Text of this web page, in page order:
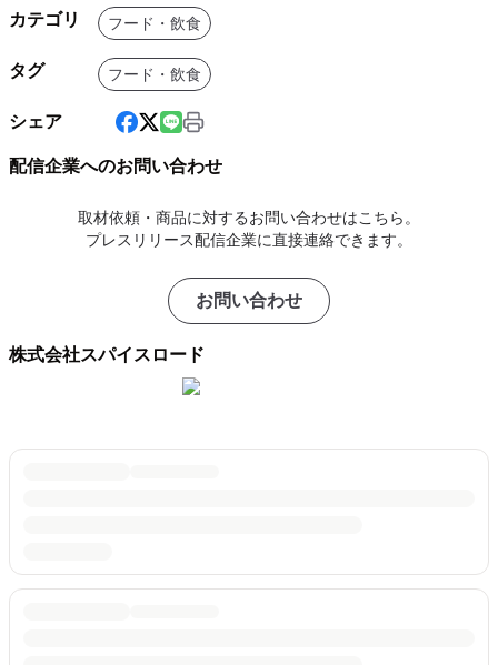
カテゴリ フード・飲食
タグ フード・飲食
シェア
配信企業へのお問い合わせ
取材依頼・商品に対するお問い合わせはこちら。
プレスリリース配信企業に直接連絡できます。
お問い合わせ
株式会社スパイスロード